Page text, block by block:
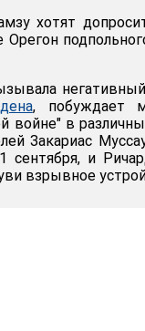
хотят
, побуждает
в
Закариас
сентября, и
взрывное